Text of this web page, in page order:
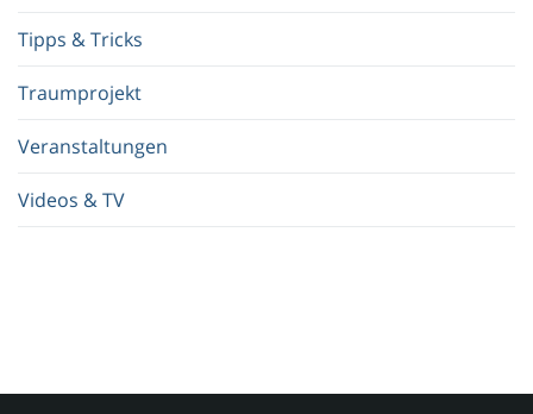
Tipps & Tricks
Traumprojekt
Veranstaltungen
Videos & TV